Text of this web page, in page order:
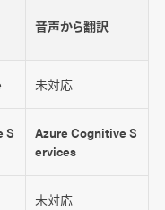
音声から翻訳
未対応
S
Azure Cognitive S
ervices
未対応